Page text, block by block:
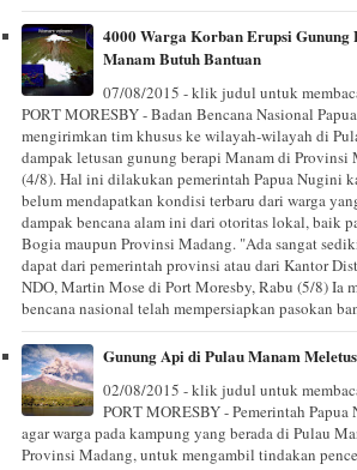
4000 Warga Korban Erupsi Gunung
Manam Butuh Bantuan
07/08/2015 - klik judul untuk
PORT MORESBY - Badan Bencana Nasional
mengirimkan tim khusus ke wilayah-wilayah di
dampak letusan gunung berapi Manam di Provinsi
(4/8). Hal ini dilakukan pemerintah Papua Nugini
belum mendapatkan kondisi terbaru dari warga
dampak bencana alam ini dari otoritas lokal, baik
Bogia maupun Provinsi Madang. "Ada sangat
dapat dari pemerintah provinsi atau dari Kantor
NDO, Martin Mose di Port Moresby, Rabu (5/8) Ia
bencana nasional telah mempersiapkan pasokan
Gunung Api di Pulau Manam Meletus
02/08/2015 - klik judul untuk
PORT MORESBY - Pemerintah
agar warga pada kampung yang berada di Pulau
Provinsi Madang, untuk mengambil tindakan